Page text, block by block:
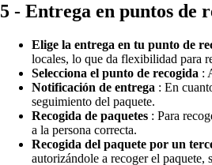
5 - Entrega en puntos de
Elige la entrega en tu punto de
locales, lo que da flexibilidad para
Selecciona el punto de recogida :
Notificación de entrega : En
seguimiento del paquete.
Recogida de paquetes : Para
a la persona correcta.
Recogida del paquete por un
autorizándole a recoger el